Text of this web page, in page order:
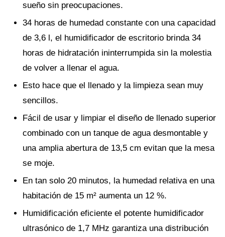
sueño sin preocupaciones.
34 horas de humedad constante con una capacidad
de 3,6 l, el humidificador de escritorio brinda 34
horas de hidratación ininterrumpida sin la molestia
de volver a llenar el agua.
Esto hace que el llenado y la limpieza sean muy
sencillos.
Fácil de usar y limpiar el diseño de llenado superior
combinado con un tanque de agua desmontable y
una amplia abertura de 13,5 cm evitan que la mesa
se moje.
En tan solo 20 minutos, la humedad relativa en una
habitación de 15 m² aumenta un 12 %.
Humidificación eficiente el potente humidificador
ultrasónico de 1,7 MHz garantiza una distribución